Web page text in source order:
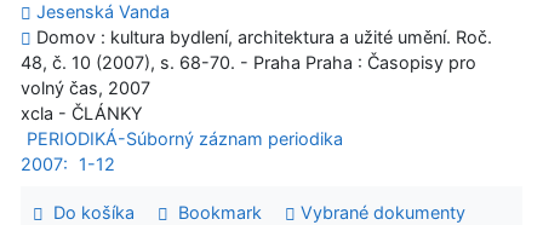
Jesenská Vanda
Domov : kultura bydlení, architektura a užité umění. Roč.
48, č. 10 (2007), s. 68-70. - Praha Praha : Časopisy pro
volný čas, 2007
xcla - ČLÁNKY
PERIODIKÁ-Súborný záznam periodika
2007:
1-12
Do košíka Bookmark Vybrané dokumenty